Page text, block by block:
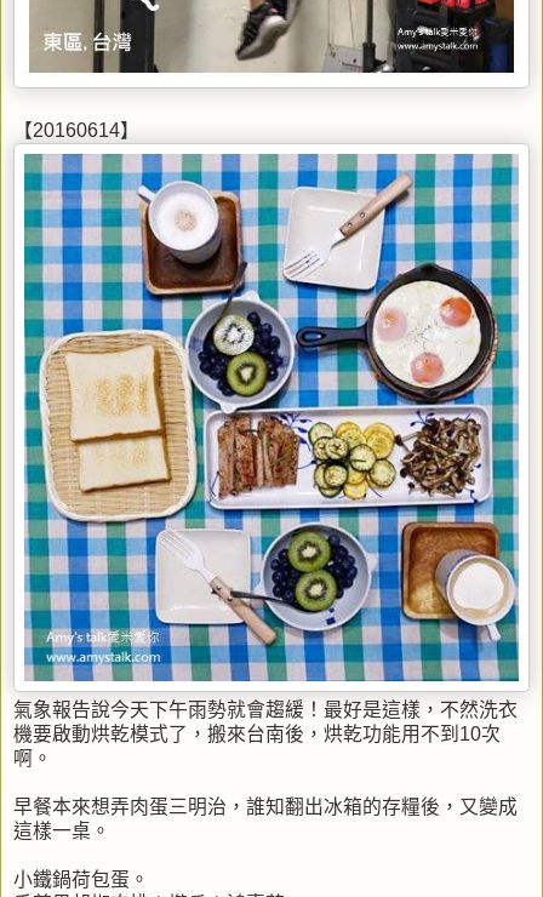
【20160614】
氣象報告說今天下午雨勢就會趨緩！最好是這樣，不然洗衣
機要啟動烘乾模式了，搬來台南後，烘乾功能用不到10次
啊。
早餐本來想弄肉蛋三明治，誰知翻出冰箱的存糧後，又變成
這樣一桌。
小鐵鍋荷包蛋。